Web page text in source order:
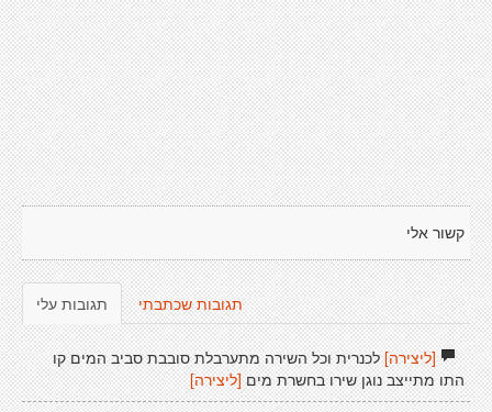
קשור אלי
תגובות עלי תגובות שכתבתי
[ליצירה]לכנרית וכל השירה מתערבלת סובבת סביב המים קו
התו מתייצב נוגן שירו בחשרת מים [ליצירה]